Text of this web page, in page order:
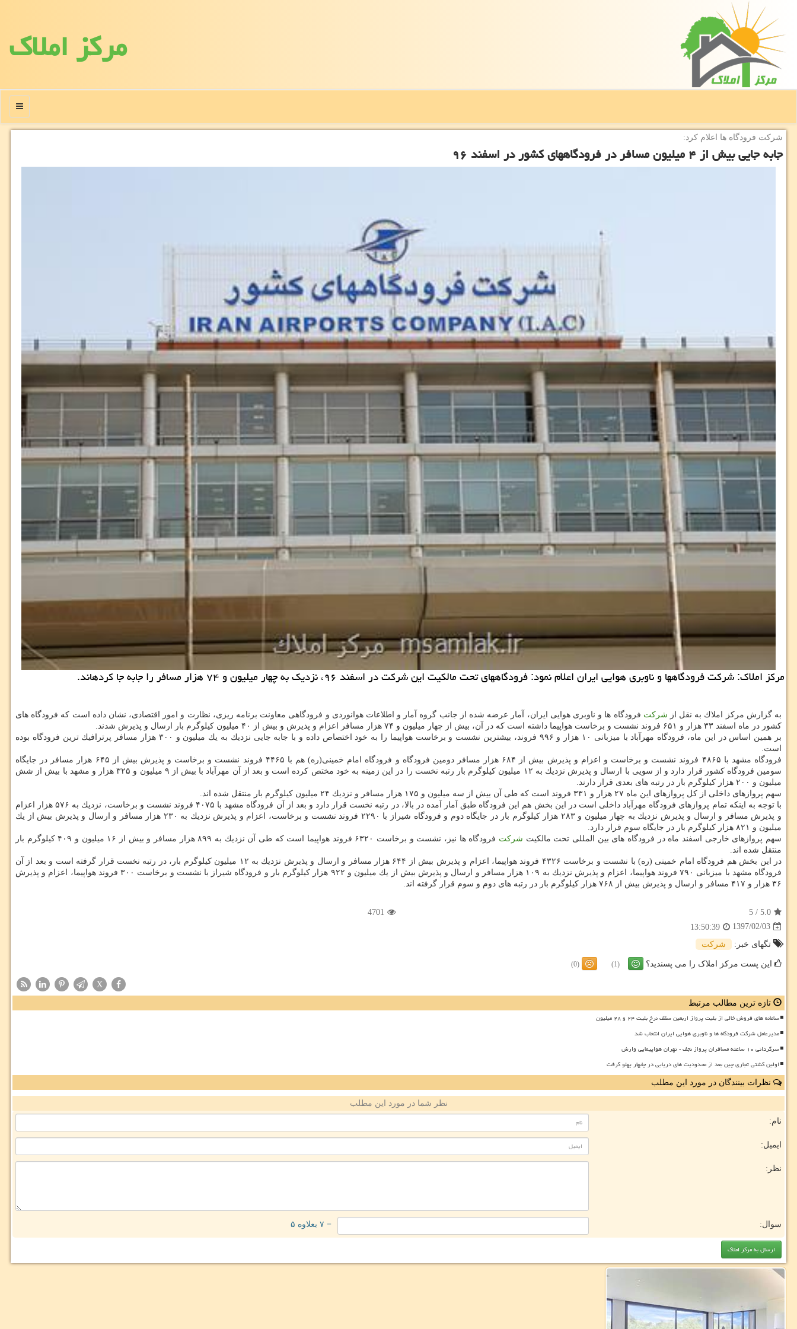
مركز املاك
منو
شركت فرودگاه ها اعلام كرد:
جابه جایی بیش از ۴ میلیون مسافر در فرودگاه‎های كشور در اسفند ۹۶
مركز املاك: شركت فرودگاهها و ناوبری هوایی ایران اعلام نمود: فرودگاه‎های تحت مالكیت این شركت در اسفند ۹۶، نزدیك به چهار میلیون و ۷۴ هزار مسافر را جابه جا كرده‎اند.
به گزارش مركز املاك به نقل از شركت فرودگاه ها و ناوبری هوایی ایران، آمار عرضه شده از جانب گروه آمار و اطلاعات هوانوردی و فرودگاهی معاونت برنامه ریزی، نظارت و امور اقتصادی، نشان داده است كه فرودگاه های
كشور در ماه اسفند ۳۳ هزار و ۶۵۱ فروند نشست و برخاست هواپیما داشته است كه در آن، بیش از چهار میلیون و ۷۴ هزار مسافر اعزام و پذیرش و بیش از ۴۰ میلیون كیلوگرم بار ارسال و پذیرش شدند.
بر همین اساس در این ماه، فرودگاه مهرآباد با میزبانی ۱۰ هزار و ۹۹۶ فروند، بیشترین نشست و برخاست هواپیما را به خود اختصاص داده و با جابه جایی نزدیك به یك میلیون و ۳۰۰ هزار مسافر پرترافیك ترین فرودگاه بوده
است.
فرودگاه مشهد با ۴۸۶۵ فروند نشست و برخاست و اعزام و پذیرش بیش از ۶۸۴ هزار مسافر دومین فرودگاه و فرودگاه امام خمینی(ره) هم با ۴۴۶۵ فروند نشست و برخاست و پذیرش بیش از ۶۴۵ هزار مسافر در جایگاه
سومین فرودگاه كشور قرار دارد و از سویی با ارسال و پذیرش نزدیك به ۱۲ میلیون كیلوگرم بار رتبه نخست را در این زمینه به خود مختص كرده است و بعد از آن مهرآباد با بیش از ۹ میلیون و ۳۲۵ هزار و مشهد با بیش از شش
میلیون و ۲۰۰ هزار كیلوگرم بار در رتبه های بعدی قرار دارند.
سهم پروازهای داخلی از كل پروازهای این ماه ۲۷ هزار و ۳۳۱ فروند است كه طی آن بیش از سه میلیون و ۱۷۵ هزار مسافر و نزدیك ۲۴ میلیون كیلوگرم بار منتقل شده اند.
با توجه به اینكه تمام پروازهای فرودگاه مهرآباد داخلی است در این بخش هم این فرودگاه طبق آمار آمده در بالا، در رتبه نخست قرار دارد و بعد از آن فرودگاه مشهد با ۴۰۷۵ فروند نشست و برخاست، نزدیك به ۵۷۶ هزار اعزام
و پذیرش مسافر و ارسال و پذیرش نزدیك به چهار میلیون و ۲۸۳ هزار كیلوگرم بار در جایگاه دوم و فرودگاه شیراز با ۲۲۹۰ فروند نشست و برخاست، اعزام و پذیرش نزدیك به ۲۳۰ هزار مسافر و ارسال و پذیرش بیش از یك
میلیون و ۸۲۱ هزار كیلوگرم بار در جایگاه سوم قرار دارد.
سهم پروازهای خارجی اسفند ماه در فرودگاه های بین المللی تحت مالكیت شركت
فرودگاه ها نیز، نشست و برخاست ۶۳۲۰ فروند هواپیما است كه طی آن نزدیك به ۸۹۹ هزار مسافر و بیش از ۱۶ میلیون و ۴۰۹ كیلوگرم بار
منتقل شده اند.
در این بخش هم فرودگاه امام خمینی (ره) با نشست و برخاست ۴۳۲۶ فروند هواپیما، اعزام و پذیرش بیش از ۶۴۴ هزار مسافر و ارسال و پذیرش نزدیك به ۱۲ میلیون كیلوگرم بار، در رتبه نخست قرار گرفته است و بعد از آن
فرودگاه مشهد با میزبانی ۷۹۰ فروند هواپیما، اعزام و پذیرش نزدیك به ۱۰۹ هزار مسافر و ارسال و پذیرش بیش از یك میلیون و ۹۲۲ هزار كیلوگرم بار و فرودگاه شیراز با نشست و برخاست ۳۰۰ فروند هواپیما، اعزام و پذیرش
۳۶ هزار و ۴۱۷ مسافر و ارسال و پذیرش بیش از ۷۶۸ هزار كیلوگرم بار در رتبه های دوم و سوم قرار گرفته اند.
5.0
/
5
4701
1397/02/03
13:50:39
تگهای خبر:
شركت
این پست مرکز املاک را می پسندید؟ (1)
(0)
X
تازه ترین مطالب مرتبط
سامانه های فروش خالی از بلیت پرواز اربعین سقف نرخ بلیت ۲۴ و ۲۸ میلیون
مدیرعامل شرکت فرودگاه ها و ناوبری هوایی ایران انتخاب شد
سرگردانی ۱۰ ساعته مسافران پرواز نجف - تهران هواپیمایی وارش
اولین کشتی تجاری چین بعد از محدودیت های دریایی در چابهار پهلو گرفت
نظرات بینندگان در مورد این مطلب
نظر شما در مورد این مطلب
نام:
ایمیل:
نظر:
سوال: = ۷ بعلاوه ۵